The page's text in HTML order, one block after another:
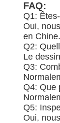
FAQ:
Q1:
Oui,
en Chine.
Q2:
Le
Q3:
Q4: Que
Q5:
Oui,